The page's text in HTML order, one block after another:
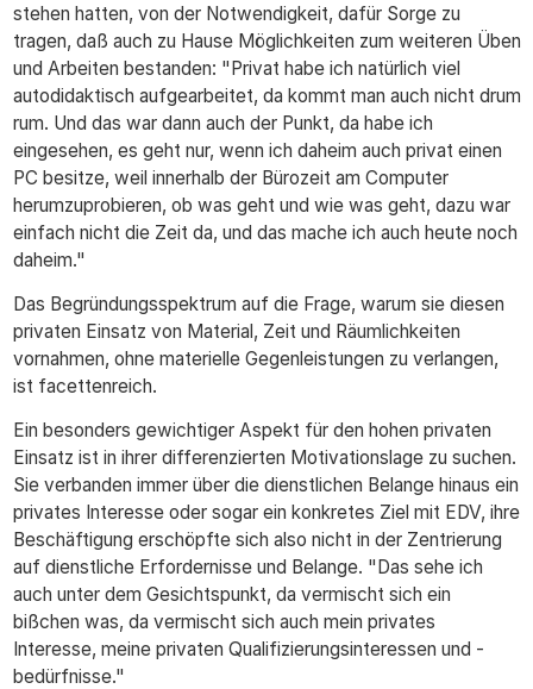
stehen hatten, von der Notwendigkeit, dafür Sorge zu
tragen, daß auch zu Hause Möglichkeiten zum weiteren Üben
und Arbeiten bestanden: "Privat habe ich natürlich viel
autodidaktisch aufgearbeitet, da kommt man auch nicht drum
rum. Und das war dann auch der Punkt, da habe ich
eingesehen, es geht nur, wenn ich daheim auch privat einen
PC besitze, weil innerhalb der Bürozeit am Computer
herumzuprobieren, ob was geht und wie was geht, dazu war
einfach nicht die Zeit da, und das mache ich auch heute noch
daheim."
Das Begründungsspektrum auf die Frage, warum sie diesen
privaten Einsatz von Material, Zeit und Räumlichkeiten
vornahmen, ohne materielle Gegenleistungen zu verlangen,
ist facettenreich.
Ein besonders gewichtiger Aspekt für den hohen privaten
Einsatz ist in ihrer differenzierten Motivationslage zu suchen.
Sie verbanden immer über die dienstlichen Belange hinaus ein
privates Interesse oder sogar ein konkretes Ziel mit EDV, ihre
Beschäftigung erschöpfte sich also nicht in der Zentrierung
auf dienstliche Erfordernisse und Belange. "Das sehe ich
auch unter dem Gesichtspunkt, da vermischt sich ein
bißchen was, da vermischt sich auch mein privates
Interesse, meine privaten Qualifizierungsinteressen und -
bedürfnisse."